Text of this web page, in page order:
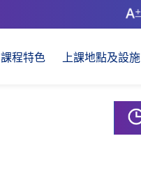
課程特色 上課地點及設施